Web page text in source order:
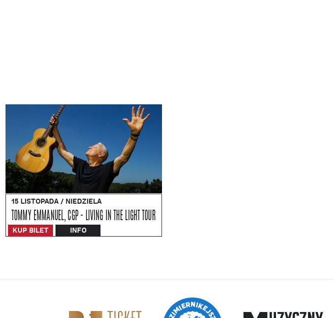
15 LISTOPADA / NIEDZIELA
TOMMY EMMANUEL, CGP - LIVING IN THE LIGHT TOUR
KUP BILET INFO